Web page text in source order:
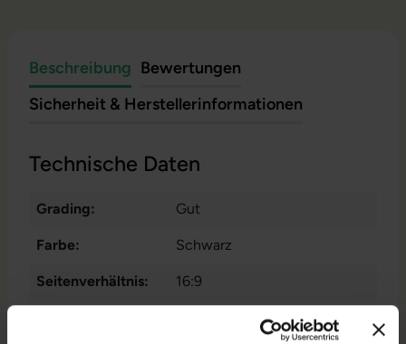
Beschreibung Bewertungen
Sicherheit & Herstellerinformationen
Technische Daten
Grading: Gut
Farbe: Schwarz
Seitenverhältnis: 16:9